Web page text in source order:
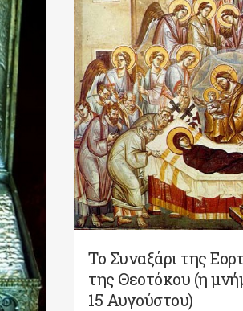
Το Συναξάρι της
της Θεοτόκου (η
15 Αυγούστου)